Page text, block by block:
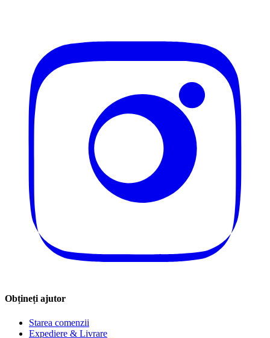
Obțineți ajutor
Starea comenzii
Expediere & Livrare